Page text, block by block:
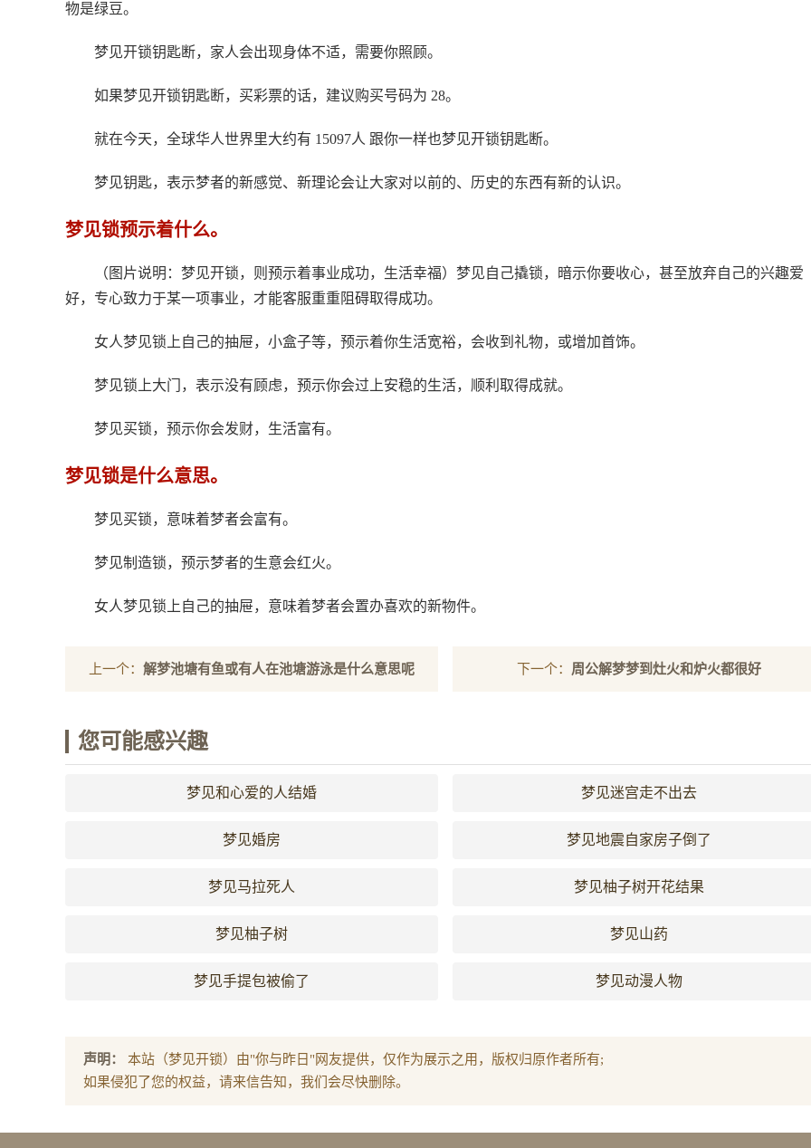
物是绿豆。
梦见开锁钥匙断，家人会出现身体不适，需要你照顾。
如果梦见开锁钥匙断，买彩票的话，建议购买号码为 28。
就在今天，全球华人世界里大约有 15097人 跟你一样也梦见开锁钥匙断。
梦见钥匙，表示梦者的新感觉、新理论会让大家对以前的、历史的东西有新的认识。
梦见锁预示着什么。
（图片说明：梦见开锁，则预示着事业成功，生活幸福）梦见自己撬锁，暗示你要收心，甚至放弃自己的兴趣爱
好，专心致力于某一项事业，才能客服重重阻碍取得成功。
女人梦见锁上自己的抽屉，小盒子等，预示着你生活宽裕，会收到礼物，或增加首饰。
梦见锁上大门，表示没有顾虑，预示你会过上安稳的生活，顺利取得成就。
梦见买锁，预示你会发财，生活富有。
梦见锁是什么意思。
梦见买锁，意味着梦者会富有。
梦见制造锁，预示梦者的生意会红火。
女人梦见锁上自己的抽屉，意味着梦者会置办喜欢的新物件。
上一个： 解梦池塘有鱼或有人在池塘游泳是什么意思呢 下一个： 周公解梦梦到灶火和炉火都很好
您可能感兴趣
梦见和心爱的人结婚 梦见迷宫走不出去
梦见婚房 梦见地震自家房子倒了
梦见马拉死人 梦见柚子树开花结果
梦见柚子树 梦见山药
梦见手提包被偷了 梦见动漫人物
声明：
本站（梦见开锁）由"你与昨日"网友提供，仅作为展示之用，版权归原作者所有;
如果侵犯了您的权益，请来信告知，我们会尽快删除。